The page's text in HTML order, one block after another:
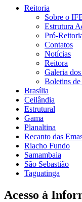
Reitoria
Sobre o
Estrutura
Pró-
Contatos
Notícias
Reitora
Galeria
Boletins
Brasília
Ceilândia
Estrutural
Gama
Planaltina
Recanto das
Riacho Fundo
Samambaia
São Sebastião
Taguatinga
Acesso à